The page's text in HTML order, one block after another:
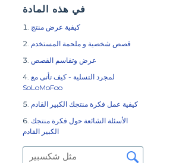
في هذه المادة
كيفية عرض منتج
قصص شخصية و ملحمة المستخدم
عرض وتقاسم القصص
لمجرد التسلية - كيف تأتى مع
SoLoMoFoo
كيفية عمل فكرة منتجك الكبير القادم
الأسئلة الشائعة حول فكرة منتجك
الكبير القادم